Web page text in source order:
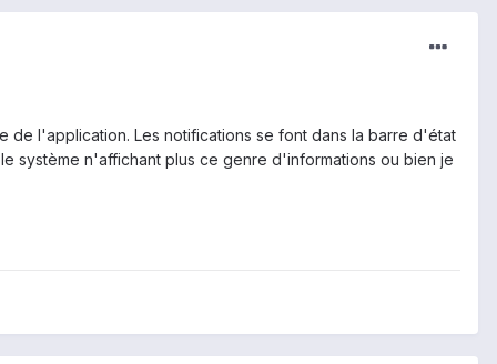
de l'application. Les notifications se font dans la barre d'état
système n'affichant plus ce genre d'informations ou bien je